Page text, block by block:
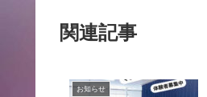
関連記事
お知らせ